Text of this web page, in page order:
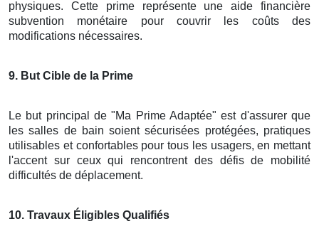
physiques. Cette prime représente une aide financière
subvention monétaire pour couvrir les coûts des
modifications nécessaires.
9. But Cible de la Prime
Le but principal de "Ma Prime Adaptée" est d'assurer que
les salles de bain soient sécurisées protégées, pratiques
utilisables et confortables pour tous les usagers, en mettant
l'accent sur ceux qui rencontrent des défis de mobilité
difficultés de déplacement.
10. Travaux Éligibles Qualifiés